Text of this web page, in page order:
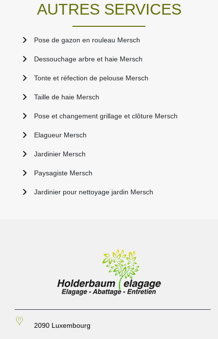
AUTRES SERVICES
Pose de gazon en rouleau Mersch
Dessouchage arbre et haie Mersch
Tonte et réfection de pelouse Mersch
Taille de haie Mersch
Pose et changement grillage et clôture Mersch
Elagueur Mersch
Jardinier Mersch
Paysagiste Mersch
Jardinier pour nettoyage jardin Mersch
2090 Luxembourg